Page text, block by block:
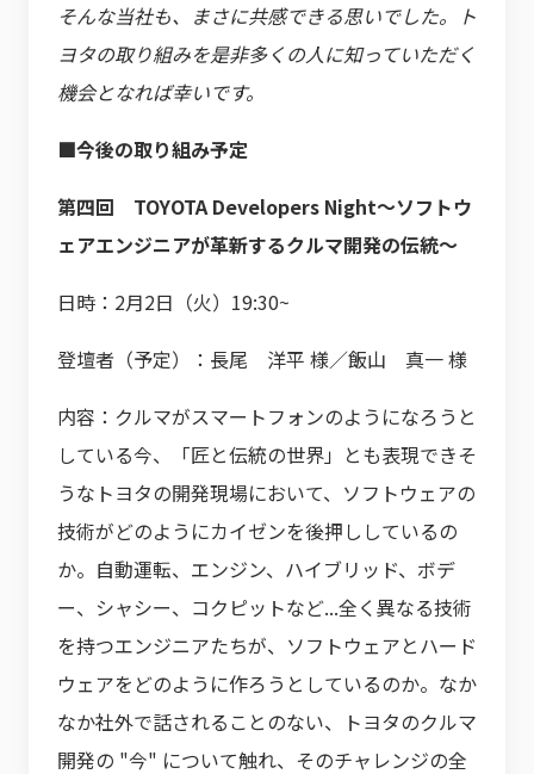
そんな当社も、まさに共感できる思いでした。ト
ヨタの取り組みを是非多くの人に知っていただく
機会となれば幸いです。
■今後の取り組み予定
第四回 TOYOTA Developers Night〜ソフトウ
ェアエンジニアが革新するクルマ開発の伝統〜
日時：2月2日（火）19:30~
登壇者（予定）：長尾 洋平 様／飯山 真一 様
内容：クルマがスマートフォンのようになろうと
している今、「匠と伝統の世界」とも表現できそ
うなトヨタの開発現場において、ソフトウェアの
技術がどのようにカイゼンを後押ししているの
か。自動運転、エンジン、ハイブリッド、ボデ
ー、シャシー、コクピットなど...全く異なる技術
を持つエンジニアたちが、ソフトウェアとハード
ウェアをどのように作ろうとしているのか。なか
なか社外で話されることのない、トヨタのクルマ
開発の "今" について触れ、そのチャレンジの全